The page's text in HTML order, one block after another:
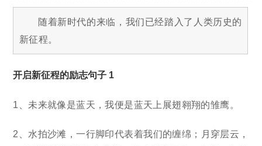
随着新时代的来临，我们已经踏入了人类历史的
新征程。
开启新征程的励志句子 1
1、未来就像是蓝天，我便是蓝天上展翅翱翔的雏鹰。
2、水拍沙滩，一行脚印代表着我们的缠绵；月穿层云，